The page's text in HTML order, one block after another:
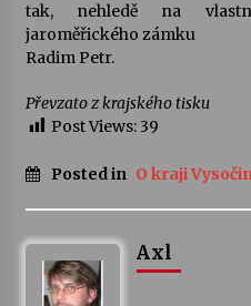
tak, nehledě na
jaroměřického zámku
Radim Petr.
Převzato z krajského tisku
Post Views:39
Posted in O kraji
Axl